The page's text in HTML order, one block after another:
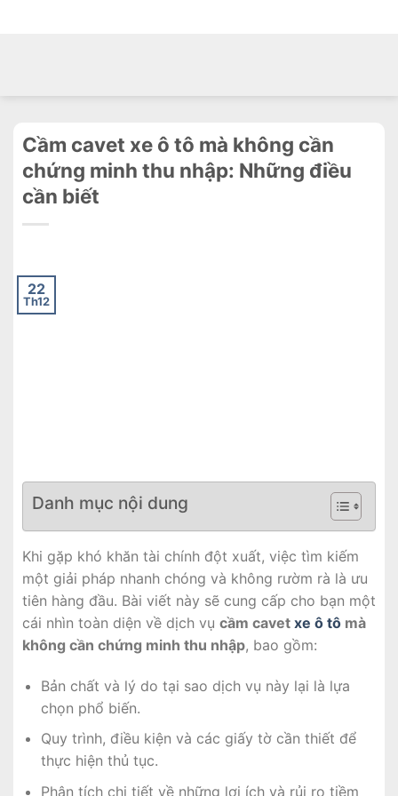
Cầm cavet xe ô tô mà không cần
chứng minh thu nhập: Những điều
cần biết
22
Th12
Danh mục nội dung
Khi gặp khó khăn tài chính đột xuất, việc tìm kiếm
một giải pháp nhanh chóng và không rườm rà là ưu
tiên hàng đầu. Bài viết này sẽ cung cấp cho bạn một
cái nhìn toàn diện về dịch vụ cầm cavet xe ô tô mà
không cần chứng minh thu nhập, bao gồm:
Bản chất và lý do tại sao dịch vụ này lại là lựa
chọn phổ biến.
Quy trình, điều kiện và các giấy tờ cần thiết để
thực hiện thủ tục.
Phân tích chi tiết về những lợi ích và rủi ro tiềm